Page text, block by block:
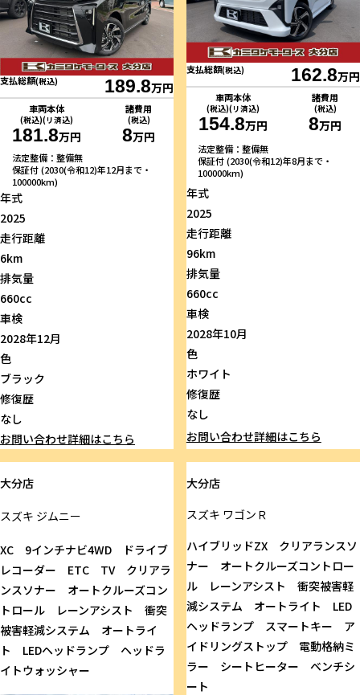
支払総額(税込) 189.8万円
車両本体
(税込)(リ済込)
181.8万円
諸費用
(税込)
8万円
法定整備：整備無
保証付 (2030(令和12)年12月まで・
100000km)
年式
2025
走行距離
6km
排気量
660cc
車検
2028年12月
色
ブラック
修復歴
なし
お問い合わせ詳細はこちら
支払総額(税込) 162.8万円
車両本体
(税込)(リ済込)
154.8万円
諸費用
(税込)
8万円
法定整備：整備無
保証付 (2030(令和12)年8月まで・
100000km)
年式
2025
走行距離
96km
排気量
660cc
車検
2028年10月
色
ホワイト
修復歴
なし
お問い合わせ詳細はこちら
大分店
スズキ ジムニー
XC 9インチナビ4WD ドライブ
レコーダー ETC TV クリアラ
ンスソナー オートクルーズコン
トロール レーンアシスト 衝突
被害軽減システム オートライ
ト LEDヘッドランプ ヘッドラ
イトウォッシャー
大分店
スズキ ワゴンＲ
ハイブリッドZX クリアランスソ
ナー オートクルーズコントロー
ル レーンアシスト 衝突被害軽
減システム オートライト LED
ヘッドランプ スマートキー ア
イドリングストップ 電動格納ミ
ラー シートヒーター ベンチシ
ート